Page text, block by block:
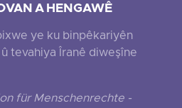
A HENGAWÊ
ye ku binpêkariyên
tevahiya Îranê diweşîne
für Menschenrechte -